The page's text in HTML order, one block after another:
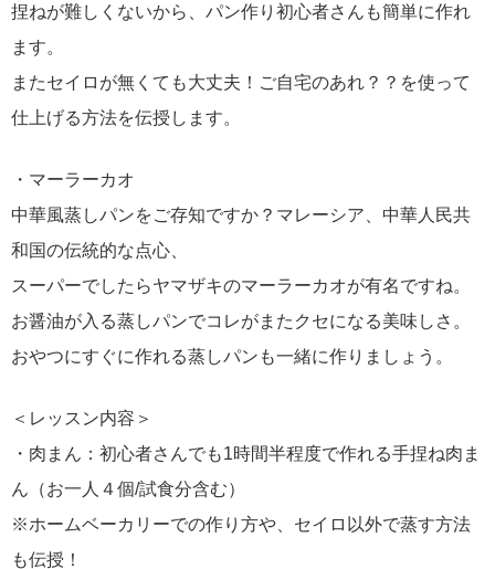
捏ねが難しくないから、パン作り初心者さんも簡単に作れ
ます。
またセイロが無くても大丈夫！ご自宅のあれ？？を使って
仕上げる方法を伝授します。
・マーラーカオ
中華風蒸しパンをご存知ですか？マレーシア、中華人民共
和国の伝統的な点心、
スーパーでしたらヤマザキのマーラーカオが有名ですね。
お醤油が入る蒸しパンでコレがまたクセになる美味しさ。
おやつにすぐに作れる蒸しパンも一緒に作りましょう。
＜レッスン内容＞
・肉まん：初心者さんでも1時間半程度で作れる手捏ね肉ま
ん（お一人４個/試食分含む）
※ホームベーカリーでの作り方や、セイロ以外で蒸す方法
も伝授！